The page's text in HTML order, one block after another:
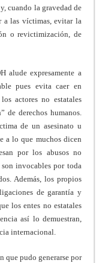
cuando la gravedad de
a las víctimas, evitar la
o revictimización, de
alude expresamente a
pues evita caer en
actores no estatales
de derechos humanos.
de un asesinato u
a lo que muchos dicen
por los abusos no
son invocables por toda
Además, los propios
de garantía y
los entes no estatales
así lo demuestran,
internacional.
que pudo generarse por